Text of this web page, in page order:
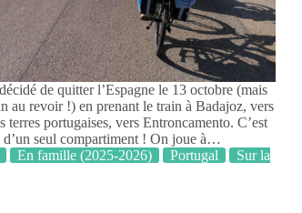
de quitter l’Espagne le 13 octobre (mais
au revoir !) en prenant le train à Badajoz, vers
terres portugaises, vers Entroncamento. C’est
seul compartiment ! On joue à…
En famille (2025-2026) Portugal
Sur la